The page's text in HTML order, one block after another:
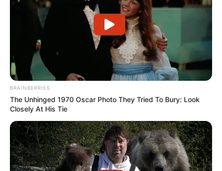
BRAINBERRIES
The Unhinged 1970 Oscar Photo They Tried To Bury: Look
Closely At His Tie